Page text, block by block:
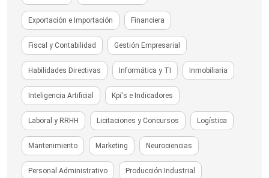
Exportación e Importación Financiera
Fiscal y Contabilidad Gestión Empresarial
Habilidades Directivas Informática y TI Inmobiliaria
Inteligencia Artificial Kpi's e Indicadores
Laboral y RRHH Licitaciones y Concursos Logística
Mantenimiento Marketing Neurociencias
Personal Administrativo Producción Industrial